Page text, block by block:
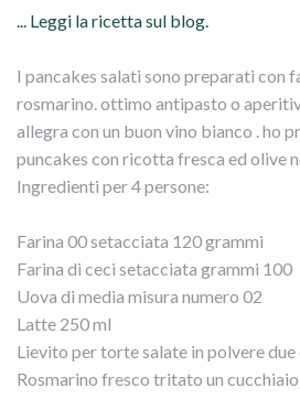
... Leggi la ricetta sul blog.
I pancakes salati sono preparati con
rosmarino. ottimo antipasto o
allegra con un buon vino bianco . ho
puncakes con ricotta fresca ed olive
Ingredienti per 4 persone:
Farina 00 setacciata 120 grammi
Farina di ceci setacciata grammi 100
Uova di media misura numero 02
Latte 250 ml
Lievito per torte salate in polvere due
Rosmarino fresco tritato un cucchiaio